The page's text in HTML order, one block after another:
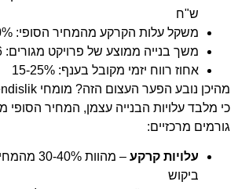
ש"ח
משקל עלות הקרקע מהמחיר הסופי: 30-40%
משך בנייה ממוצע של פרויקט מגורים: 24-36 חודשים
אחוז רווח יזמי מקובל בענף: 15-25%
מהיכן נובע הפער העצום הזה? מומחי
כי מלבד עלויות הבנייה עצמן, המחיר
גורמים מרכזיים:
עלויות קרקע
– מהוות
ביקוש